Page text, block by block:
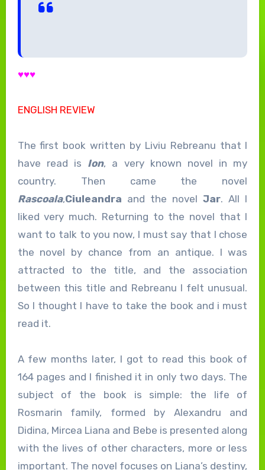
♥♥♥
ENGLISH REVIEW
The first book written by Liviu Rebreanu that I
have read is Ion, a very known novel in my
country. Then came the novel
Rascoala,Ciuleandra and the novelJar. All I
liked very much. Returning to the novel that I
want to talk to you now, I must say that I chose
the novel by chance from an antique. I was
attracted to the title, and the association
between this title and Rebreanu I felt unusual.
So I thought I have to take the book and i must
read it.
A few months later, I got to read this book of
164 pages and I finished it in only two days. The
subject of the book is simple: the life of
Rosmarin family, formed by Alexandru and
Didina, Mircea Liana and Bebe is presented along
with the lives of other characters, more or less
important. The novel focuses on Liana’s destiny,